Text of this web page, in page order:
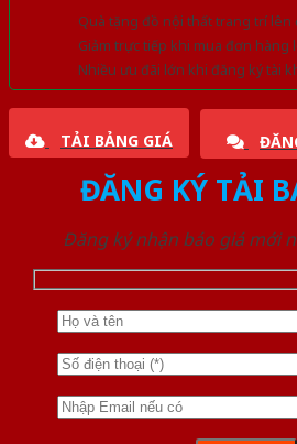
Quà tặng đồ nội thất trang trí lên
Giảm trực tiếp khi mua đơn hàng
Nhiều ưu đãi lớn khi đăng ký tài
TẢI BẢNG GIÁ
ĐĂNG KÝ TẢI
Đăng ký nhận báo giá mới